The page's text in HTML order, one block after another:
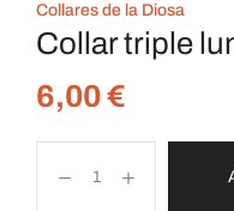
Collares de la Diosa
Collar triple
6,00€